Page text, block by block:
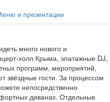
и презентации
много нового и
холл Крыма, эпатажные DJ,
программ, мероприятий,
звёздные гости. За процессом
непосредственно
диванах. Отдельные